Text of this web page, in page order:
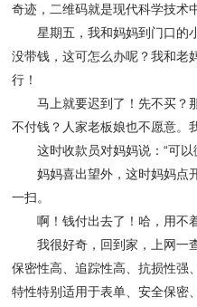
奇迹，二维码就是现代科学技术
星期五，我和妈妈到门口的
没带钱，这可怎么办呢？我和老
行！
马上就要迟到了！先不买？
不付钱？人家老板娘也不愿意。
这时收款员对妈妈说：“可以
妈妈喜出望外，这时妈妈点
一扫。
啊！钱付出去了！哈，用不着
我很好奇，回到家，上网一查
保密性高、追踪性高、抗损性强
特性特别适用于表单、安全保密